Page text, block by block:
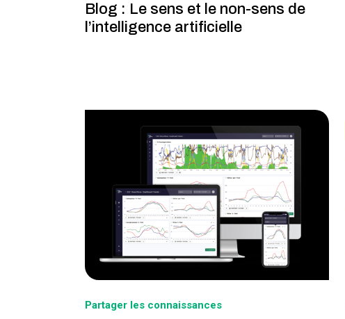
Blog : Le sens et le non-sens de
l’intelligence artificielle
Partager les connaissances